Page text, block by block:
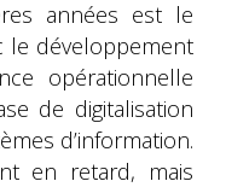
années est le
le développement
opérationnelle
de digitalisation
d’information.
en retard, mais